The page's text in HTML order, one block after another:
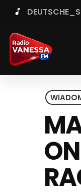
music_note